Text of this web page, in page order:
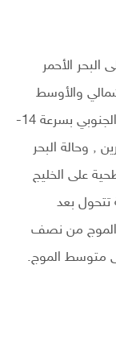
البحر الأحمر
والأوسط
وجنوبية شرقية إلى جنوبية غربية على الجزء الجنوبي بسرعة 14-
, وحالة البحر
على الخليج
10-35 كم/ساعة تتحول بعد
الموج من نصف
متوسط الموج.